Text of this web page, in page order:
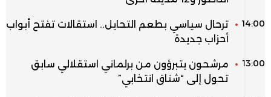
14:00
ترحال سياسي بطعم التحايل.. استقالات تفتح أبواب
أحزاب جديدة
13:00
مرشحون يتبرؤون من برلماني استقلالي سابق
تحول إلى “شناق انتخابي”